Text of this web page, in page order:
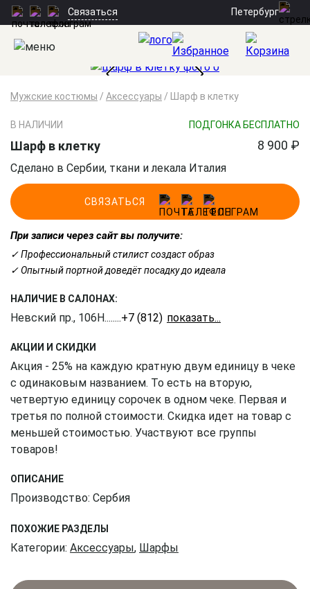
Связаться Петербург
Мужские костюмы / Аксессуары / Шарф в клетку
В НАЛИЧИИ ПОДГОНКА БЕСПЛАТНО
Шарф в клетку 8 900 ₽
Сделано в Сербии, ткани и лекала Италия
СВЯЗАТЬСЯ
При записи через сайт вы получите:
✓ Профессиональный стилист создаст образ
✓ Опытный портной доведёт посадку до идеала
НАЛИЧИЕ В САЛОНАХ:
Невский пр., 106Н........+7 (812) 309-16-55
АКЦИИ И СКИДКИ
Акция - 25% на каждую кратную двум единицу в чеке
с одинаковым названием. То есть на вторую,
четвертую единицу сорочек в одном чеке. Первая и
третья по полной стоимости. Скидка идет на товар с
меньшей стоимостью. Участвуют все группы
товаров!
ОПИСАНИЕ
Производство: Сербия
ПОХОЖИЕ РАЗДЕЛЫ
Категории: Аксессуары, Шарфы